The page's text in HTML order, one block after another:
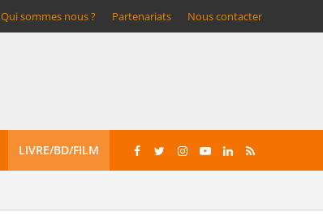
Qui sommes nous ? Partenariats Nous contacter
LIVRE/BD/FILM